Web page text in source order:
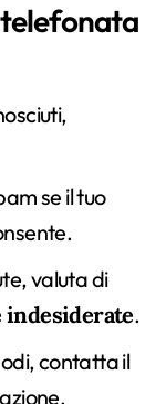
telefonata
se il tuo
valuta di
.
contatta il